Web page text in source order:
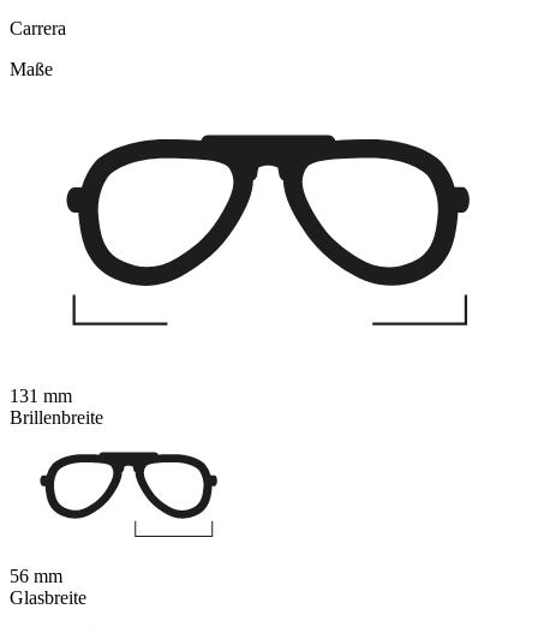
Carrera
Maße
131 mm
Brillenbreite
56 mm
Glasbreite